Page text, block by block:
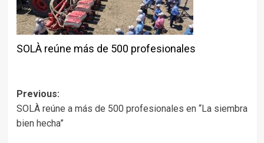
SOLÀ reúne más de 500 profesionales
Post
navigation
Previous:
SOLÀ reúne a más de 500 profesionales en “La siembra
bien hecha”